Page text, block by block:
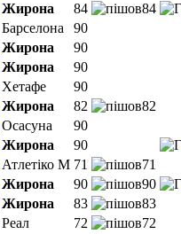
Жирона 84
84
Барселона
90
Жирона
90
Жирона
90
Хетафе
90
Жирона 82
82
Осасуна
90
Жирона
90
Атлетіко М 71
71
Жирона 90
90
Жирона 83
83
Реал 72
72